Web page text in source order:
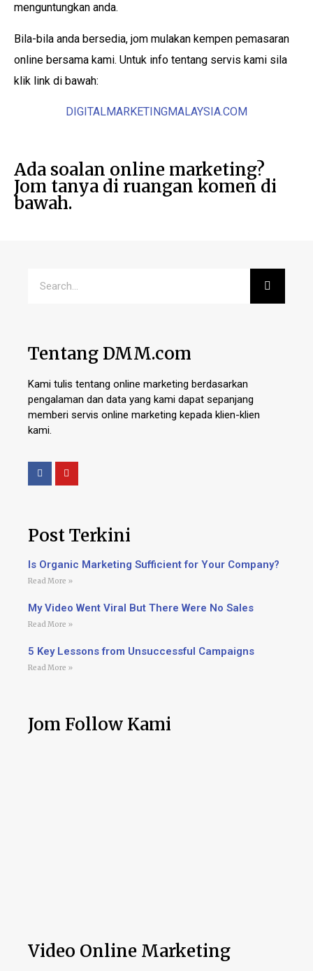
menguntungkan anda.
Bila-bila anda bersedia, jom mulakan kempen pemasaran
online bersama kami. Untuk info tentang servis kami sila
klik link di bawah:
DIGITALMARKETINGMALAYSIA.COM
Ada soalan online marketing?
Jom tanya di ruangan komen di
bawah.
Tentang DMM.com
Kami tulis tentang online marketing berdasarkan
pengalaman dan data yang kami dapat sepanjang
memberi servis online marketing kepada klien-klien
kami.
Post Terkini
Is Organic Marketing Sufficient for Your Company?
Read More »
My Video Went Viral But There Were No Sales
Read More »
5 Key Lessons from Unsuccessful Campaigns
Read More »
Jom Follow Kami
Video Online Marketing